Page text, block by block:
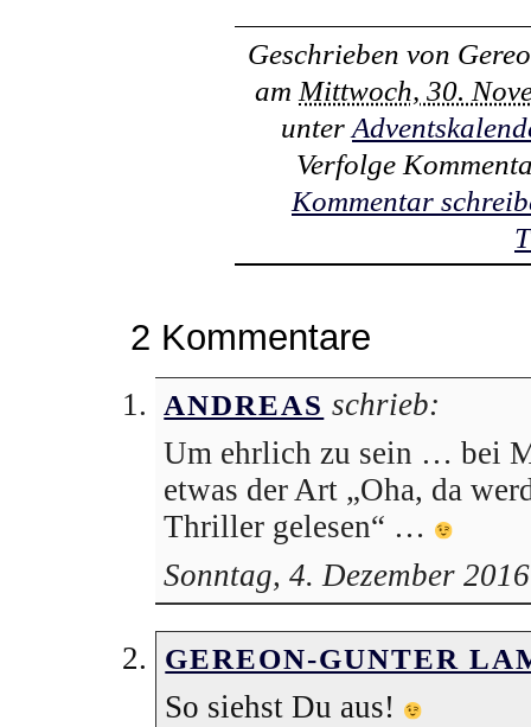
Geschrieben von
am Mittwoch, 30.
unter
Verfolge
Kommentar
2 Kommentare
ANDREAS schrieb:
Um ehrlich zu sein … bei
etwas der Art „Oha, da
Thriller gelesen“ …
Sonntag, 4. Dezember
GEREON-GUNTER
So siehst Du aus!